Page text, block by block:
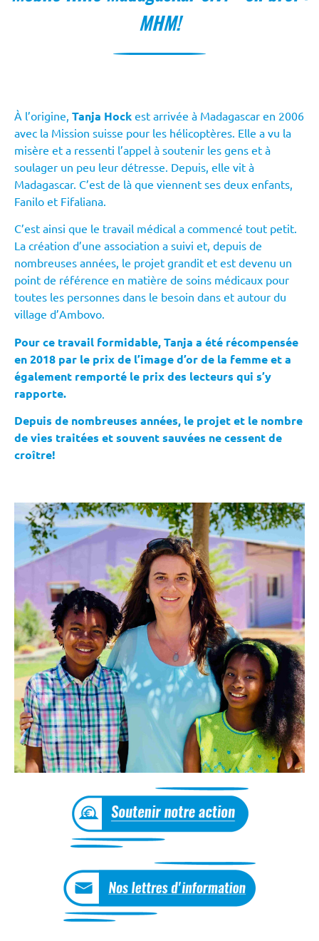
MHM!
À l’origine, Tanja Hock est arrivée à Madagascar en 2006
avec la Mission suisse pour les hélicoptères. Elle a vu la
misère et a ressenti l’appel à soutenir les gens et à
soulager un peu leur détresse. Depuis, elle vit à
Madagascar. C’est de là que viennent ses deux enfants,
Fanilo et Fifaliana.
C’est ainsi que le travail médical a commencé tout petit.
La création d’une association a suivi et, depuis de
nombreuses années, le projet grandit et est devenu un
point de référence en matière de soins médicaux pour
toutes les personnes dans le besoin dans et autour du
village d’Ambovo.
Pour ce travail formidable, Tanja a été récompensée
en 2018 par le prix de l’image d’or de la femme et a
également remporté le prix des lecteurs qui s’y
rapporte.
Depuis de nombreuses années, le projet et le nombre
de vies traitées et souvent sauvées ne cessent de
croître!